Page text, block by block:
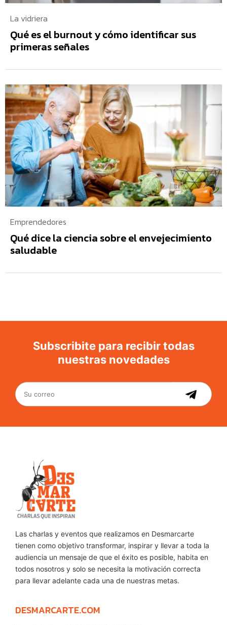
La vidriera
Qué es el burnout y cómo identificar sus
primeras señales
Emprendedores
Qué dice la ciencia sobre el envejecimiento
saludable
Subscribite para recibir todas
nuestras novedades
Las charlas y eventos que realizamos en Desmarcarte
tienen como objetivo transformar, inspirar y llevar a toda la
audiencia un mensaje de que el éxito es posible, habita en
todos nosotros y solo se necesita la motivación correcta
para llevar adelante cada una de nuestras metas.
DESMARCARTE.COM